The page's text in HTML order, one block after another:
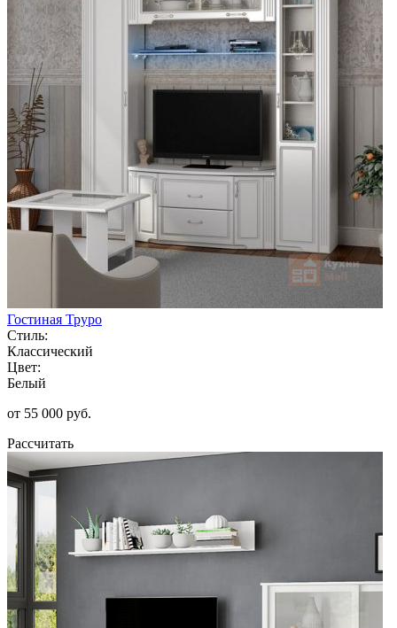
Гостиная Труро
Стиль:
Классический
Цвет:
Белый
от 55 000 руб.
Рассчитать